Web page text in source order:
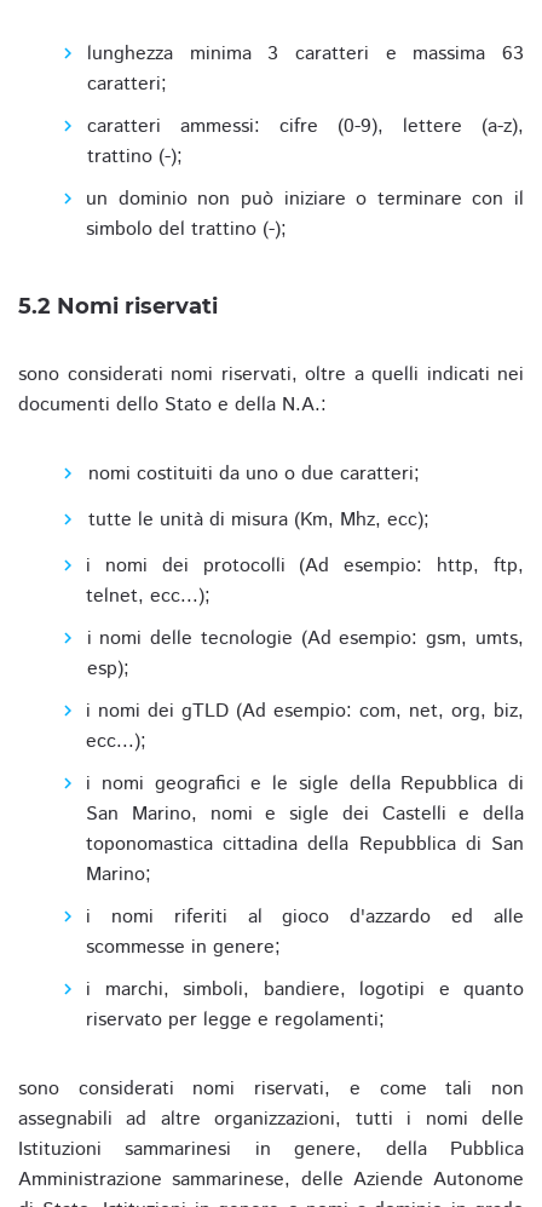
lunghezza minima 3 caratteri e massima 63
caratteri;
caratteri ammessi: cifre (0-9), lettere (a-z),
trattino (-);
un dominio non può iniziare o terminare con il
simbolo del trattino (-);
5.2 Nomi riservati
sono considerati nomi riservati, oltre a quelli indicati nei
documenti dello Stato e della N.A.:
nomi costituiti da uno o due caratteri;
tutte le unità di misura (Km, Mhz, ecc);
i nomi dei protocolli (Ad esempio: http, ftp,
telnet, ecc...);
i nomi delle tecnologie (Ad esempio: gsm, umts,
esp);
i nomi dei gTLD (Ad esempio: com, net, org, biz,
ecc...);
i nomi geografici e le sigle della Repubblica di
San Marino, nomi e sigle dei Castelli e della
toponomastica cittadina della Repubblica di San
Marino;
i nomi riferiti al gioco d'azzardo ed alle
scommesse in genere;
i marchi, simboli, bandiere, logotipi e quanto
riservato per legge e regolamenti;
sono considerati nomi riservati, e come tali non
assegnabili ad altre organizzazioni, tutti i nomi delle
Istituzioni sammarinesi in genere, della Pubblica
Amministrazione sammarinese, delle Aziende Autonome